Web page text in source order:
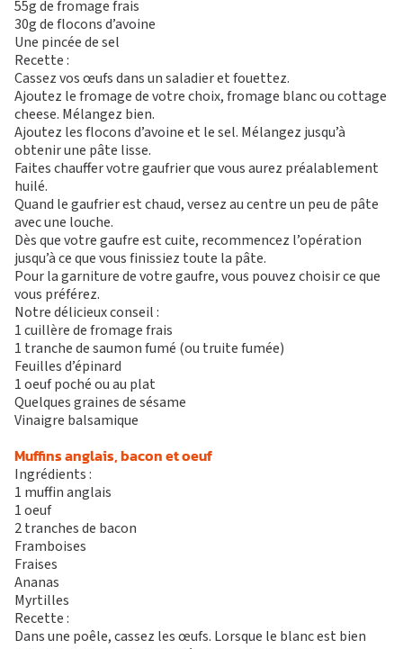
55g de fromage frais
30g de flocons d’avoine
Une pincée de sel
Recette :
Cassez vos œufs dans un saladier et fouettez.
Ajoutez le fromage de votre choix, fromage blanc ou cottage
cheese. Mélangez bien.
Ajoutez les flocons d’avoine et le sel. Mélangez jusqu’à
obtenir une pâte lisse.
Faites chauffer votre gaufrier que vous aurez préalablement
huilé.
Quand le gaufrier est chaud, versez au centre un peu de pâte
avec une louche.
Dès que votre gaufre est cuite, recommencez l’opération
jusqu’à ce que vous finissiez toute la pâte.
Pour la garniture de votre gaufre, vous pouvez choisir ce que
vous préférez.
Notre délicieux conseil :
1 cuillère de fromage frais
1 tranche de saumon fumé (ou truite fumée)
Feuilles d’épinard
1 oeuf poché ou au plat
Quelques graines de sésame
Vinaigre balsamique
Muffins anglais, bacon et oeuf
Ingrédients :
1 muffin anglais
1 oeuf
2 tranches de bacon
Framboises
Fraises
Ananas
Myrtilles
Recette :
Dans une poêle, cassez les œufs. Lorsque le blanc est bien